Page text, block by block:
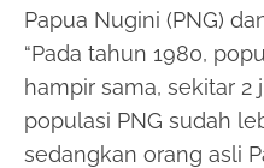
Papua Nugini (PNG)
“Pada tahun 1980,
hampir sama, sekitar 2
populasi PNG sudah
sedangkan orang asli